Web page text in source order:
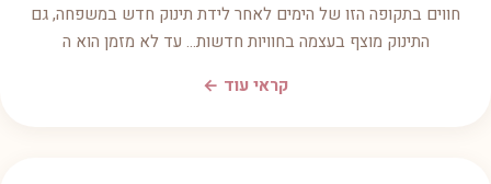
חווים בתקופה הזו של הימים לאחר לידת תינוק חדש במשפחה, גם
התינוק מוצף בעצמה בחוויות חדשות... עד לא מזמן הוא ה
קראי עוד ←